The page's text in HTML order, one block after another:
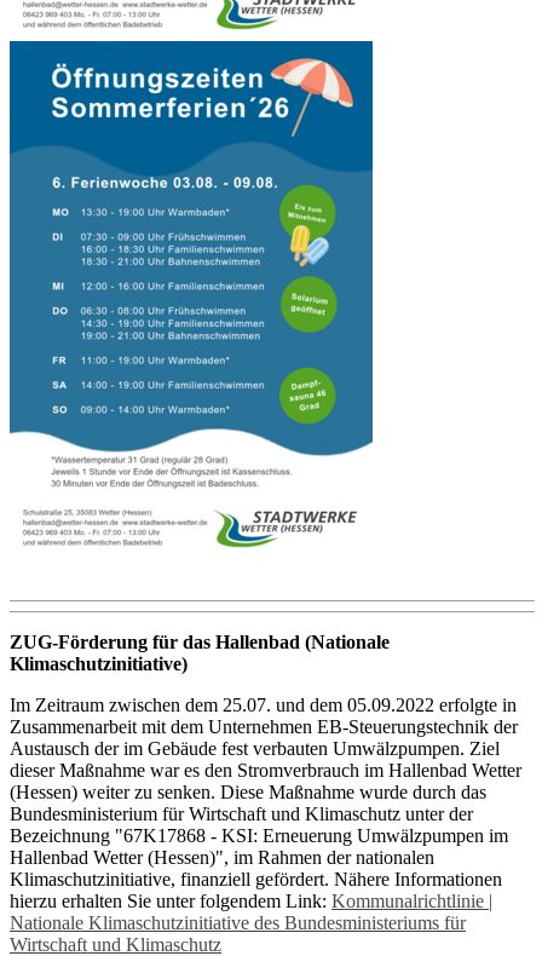
ZUG-Förderung für das Hallenbad (Nationale
Klimaschutzinitiative)
Im Zeitraum zwischen dem 25.07. und dem 05.09.2022 erfolgte in
Zusammenarbeit mit dem Unternehmen EB-Steuerungstechnik der
Austausch der im Gebäude fest verbauten Umwälzpumpen. Ziel
dieser Maßnahme war es den Stromverbrauch im Hallenbad Wetter
(Hessen) weiter zu senken. Diese Maßnahme wurde durch das
Bundesministerium für Wirtschaft und Klimaschutz unter der
Bezeichnung "67K17868 - KSI: Erneuerung Umwälzpumpen im
Hallenbad Wetter (Hessen)", im Rahmen der nationalen
Klimaschutzinitiative, finanziell gefördert. Nähere Informationen
hierzu erhalten Sie unter folgendem Link: Kommunalrichtlinie |
Nationale Klimaschutzinitiative des Bundesministeriums für
Wirtschaft und Klimaschutz